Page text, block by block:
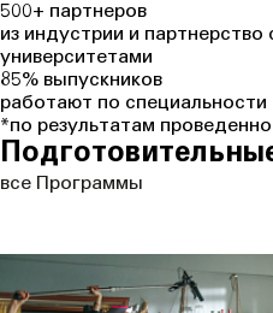
500+ партнеров
из индустрии и
университетами
85% выпускников
работают по специальности
*по результатам
все Программы